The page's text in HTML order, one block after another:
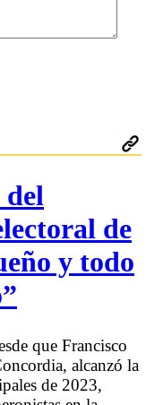
del
de
y todo
que Francisco
alcanzó la
de 2023,